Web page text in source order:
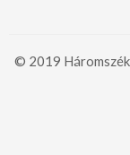
© 2019